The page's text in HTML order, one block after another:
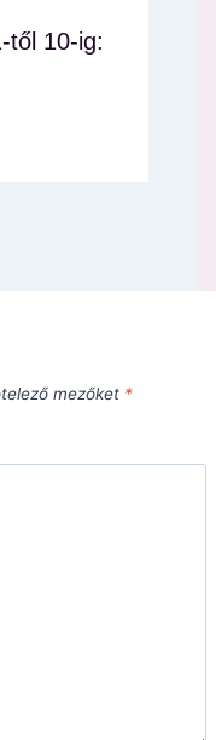
től 10-ig:
mezőket *